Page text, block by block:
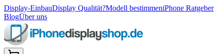
Display-EinbauDisplay Qualität?Modell bestimmeniPhone Ratgeber
BlogÜber uns